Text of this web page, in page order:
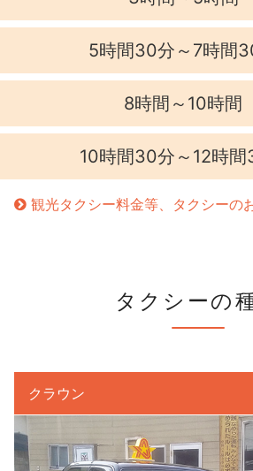
5時間30分～7時間
8時間～10時間
10時間30分～12時間
観光タクシー料金等、タクシーの
タクシーの
クラウン